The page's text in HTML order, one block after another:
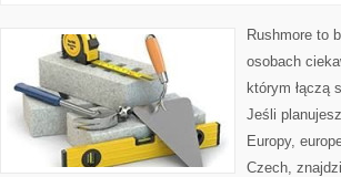
Rushmore to
osobach
którym łączą
Jeśli
Europy,
Czech,